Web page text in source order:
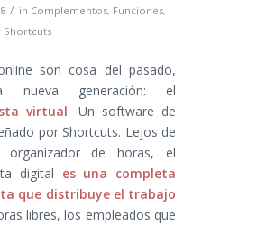
/ in Complementos, Funciones,
Shortcuts
son cosa del pasado,
nueva generación: el
virtual. Un software de
por Shortcuts. Lejos de
organizador de horas, el
digital es una completa
que distribuye el trabajo
libres, los empleados que